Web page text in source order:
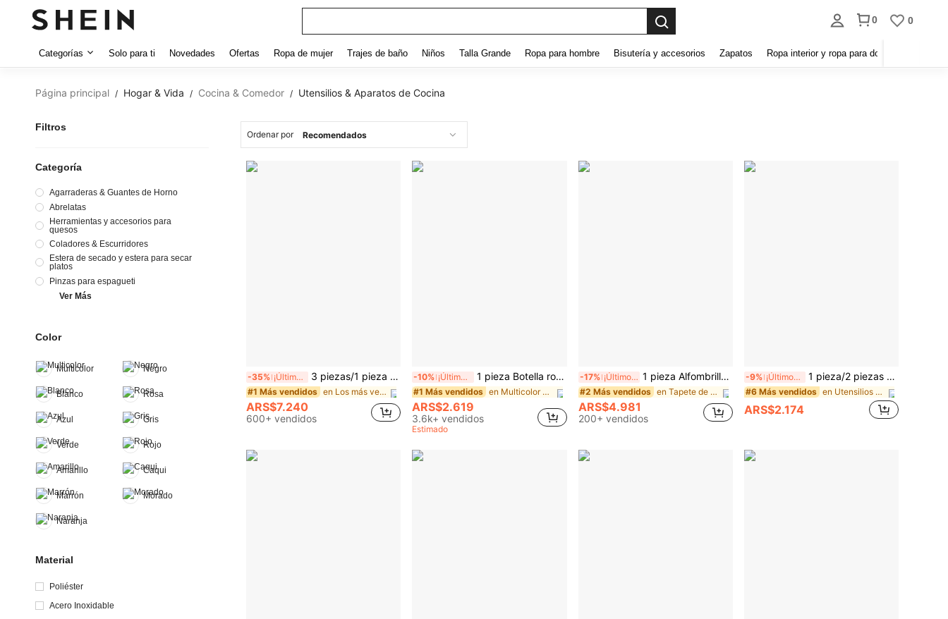
0 0
Categorías Solo para ti Novedades Ofertas Ropa de mujer Trajes de baño Niños Talla Grande Ropa para hombre Bisutería y accesorios Zapatos Ropa interior y ropa para dormir
Página principal / Hogar & Vida / Cocina & Comedor / Utensilios & Aparatos de Cocina
Filtros
Categoría
Agarraderas & Guantes de Horno
Abrelatas
Herramientas y accesorios para
quesos
Coladores & Escurridores
Estera de secado y estera para secar
platos
Pinzas para espagueti
Ver Más
Color
Multicolor Negro
Blanco Rosa
Azul Gris
Verde Rojo
Amarillo Caqui
Marrón Morado
Naranja
Material
Poliéster
Acero Inoxidable
Ordenar por
-35% ¡Últimos 3 días 3 piezas/1 pieza Tabla de cortar de aleación de titanio, tabla de cortar de cocina de aleación de titanio, tabla de cortar de acero inoxidable 304 apta para carne, frutas y verduras
#1 Más vendidos en Los más vendidos en tablas y tapetes de cocina
ARS$7.240
600+ vendidos
-10% ¡Últimos 3 días 1 pieza Botella rociadora de aceite para cocina, hogar y barbacoa, atomizador de aceite de oliva y aceite de cocina, dispensador de aceite para reducción de grasa, botella rociadora recargable para barbacoa al aire libre, cocina y freidora de aire
#1 Más vendidos en Multicolor Pulverizadores de aceite y depósitos
ARS$2.619
3.6k+ vendidos
Estimado
-17% ¡Últimos 3 días 1 pieza Alfombrilla de secado de unicolor, alfombrilla antideslizante y absorbente resistente al desgaste para máquina de café, alfombrilla de diatomita suave para drenaje, alfombrilla de drenaje, alfombrilla para café, alfombrilla para bar y restaurante, alfombrilla para mascotas, alfombrilla para vajilla, alfombrilla para baño, alfombrilla para encimera para decoración de mesa de comedor, suministros de cocina para el hogar, disponible en múltiples colores y tamaños para satisfacer sus necesidades
#2 Más vendidos en Tapete de secado y tapete para secar platos
ARS$4.981
200+ vendidos
-9% ¡Últimos 3 días 1 pieza/2 piezas Dispensador de bolsas de basura de malla montado en la pared con gancho, estante organizador autoadhesivo para almacenamiento de bolsas de basura adecuado para cocina y hogar, estante de almacenamiento de bolsas de plástico ahorrador de espacio adecuado para armarios, salas de almacenamiento y camping al aire libre, almacenamiento colgante duradero adecuado para accesorios de cocina y organización de habitaciones, perfecto para el Día Nacional, baño, masaje del cuero cabelludo, regreso a la escuela, vacaciones de viaje y vida diaria, regalo festivo para familia y amigos
#6 Más vendidos en Utensilios de cocina de moda para el verano y e
¡Casi agotado!
ARS$2.174